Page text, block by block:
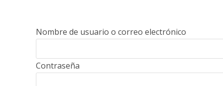
Nombre de usuario o correo electrónico
Contraseña